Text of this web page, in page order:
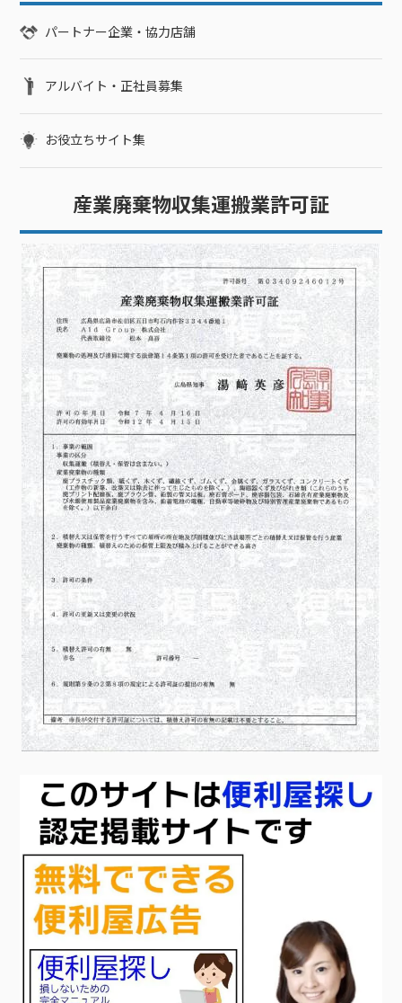
パートナー企業・協力店舗
アルバイト・正社員募集
お役立ちサイト集
産業廃棄物収集運搬業許可証